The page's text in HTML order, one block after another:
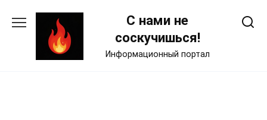
С нами не
соскучишься!
Информационный портал